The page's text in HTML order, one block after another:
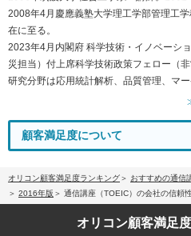
2008年4月慶應義塾大学理工学部管理工
在に至る。
2023年4月内閣府 科学技術・イノベーシ
災担当）付上席科学技術政策フェロー（非
研究分野は応用統計解析、品質管理、マー
顧客満足度について
オリコン顧客満足度ランキング
おすすめの通信
2016年版
通信講座（TOEIC）の会社の信頼
オリコン顧客満足度